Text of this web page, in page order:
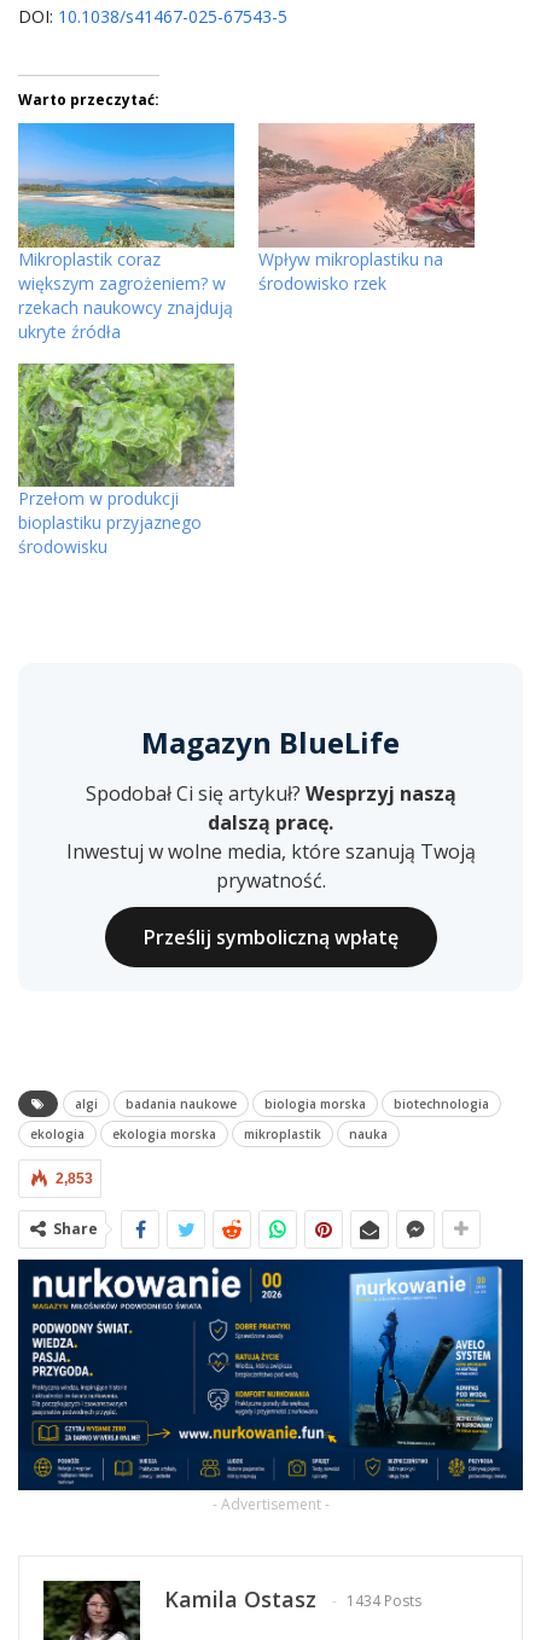
DOI: 10.1038/s41467-025-67543-5
Warto przeczytać:
Mikroplastik coraz
większym zagrożeniem? w
rzekach naukowcy znajdują
ukryte źródła
Wpływ mikroplastiku na
środowisko rzek
Przełom w produkcji
bioplastiku przyjaznego
środowisku
Magazyn BlueLife
Spodobał Ci się artykuł? Wesprzyj naszą
dalszą pracę.
Inwestuj w wolne media, które szanują Twoją
prywatność.
Prześlij symboliczną wpłatę
algi badania naukowe biologia morska
biotechnologia
ekologia
ekologia morska mikroplastik nauka
2,853
Share
- Advertisement -
Kamila Ostasz 1434 Posts